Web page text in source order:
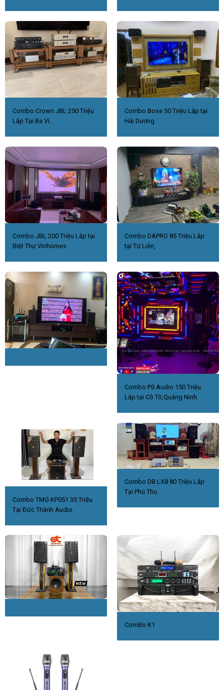
Combo Crown JBL 250 Triệu
Lắp Tại Ba Vì.
Combo Bose 50 Triệu Lắp tại
Hải Dương.
Combo JBL 200 Triệu Lắp tại
Biệt Thự Vinhomes
Combo DAPRO 85 Triệu.Lắp
tại Tứ Liên,
Combo PS Audio 150 Triệu
Lắp tại Cô Tô,Quảng Ninh.
Combo TMG KP051 35 Triệu
Tại Đức Thành Audio.
Combo DB LX8 80 Triệu.Lắp
Tại Phú Thọ.
ComBo K1